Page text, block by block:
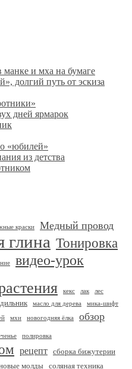
и мха на бумаге
долгий путь от эскиза
дней ярмарок
«юбилей»
из детства
краски Медный провод
глина Тонировка
видео-урок
кекс лак
лес
масло для дерева мика-шифт
мхи новогодняя ёлка обзор
полировка
рецепт сборка бижутерии
молды соляная техника